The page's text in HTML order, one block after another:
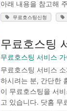
아래 내용을 참고해
무료호스팅신청
무료호스팅
무료호스팅 서비스 가
무료호스팅 서비스
하시려는 분, 간단한
이 무료호스팅을 서
고 있습니다. 닷홈 무